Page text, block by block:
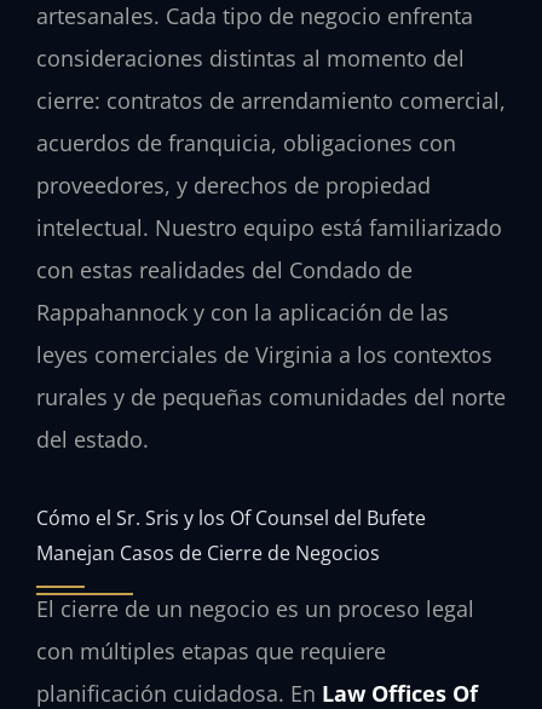
artesanales. Cada tipo de negocio enfrenta
consideraciones distintas al momento del
cierre: contratos de arrendamiento comercial,
acuerdos de franquicia, obligaciones con
proveedores, y derechos de propiedad
intelectual. Nuestro equipo está familiarizado
con estas realidades del Condado de
Rappahannock y con la aplicación de las
leyes comerciales de Virginia a los contextos
rurales y de pequeñas comunidades del norte
del estado.
Cómo el Sr. Sris y los Of Counsel del Bufete
Manejan Casos de Cierre de Negocios
El cierre de un negocio es un proceso legal
con múltiples etapas que requiere
planificación cuidadosa. En Law Offices Of